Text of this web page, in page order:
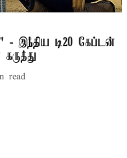
- இந்திய டி20 கேப்டன்
read